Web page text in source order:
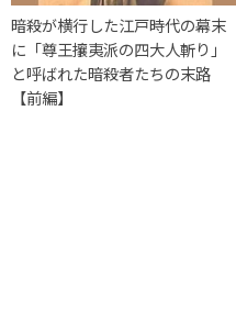
暗殺が横行した江戸時代の幕末
に「尊王攘夷派の四大人斬り」
と呼ばれた暗殺者たちの末路
【前編】